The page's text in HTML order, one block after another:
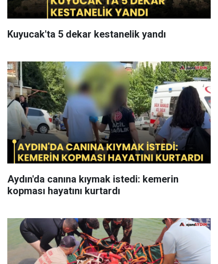
Kuyucak'ta 5 dekar kestanelik yandı
Aydın'da canına kıymak istedi: kemerin
kopması hayatını kurtardı